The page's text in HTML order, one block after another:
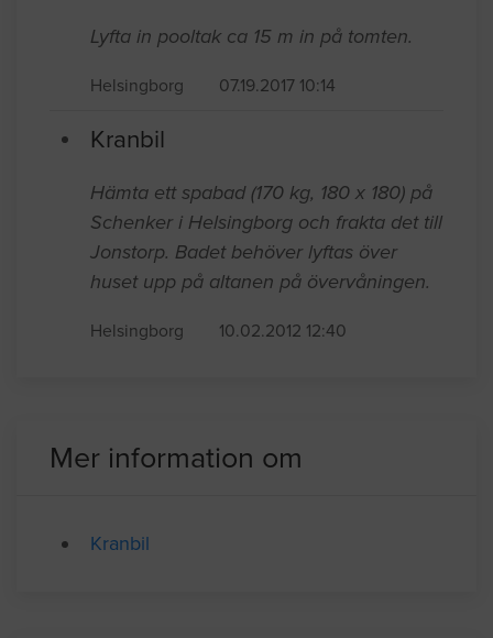
Lyfta in pooltak ca 15 m in på tomten.
Helsingborg 07.19.2017 10:14
Kranbil
Hämta ett spabad (170 kg, 180 x 180) på
Schenker i Helsingborg och frakta det till
Jonstorp. Badet behöver lyftas över
huset upp på altanen på övervåningen.
Helsingborg 10.02.2012 12:40
Mer information om
Kranbil